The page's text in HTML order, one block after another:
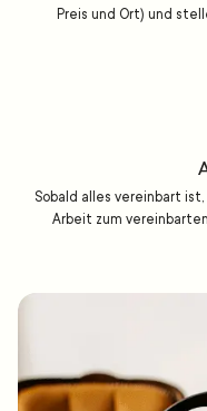
Preis und Ort) und
Sobald alles vereinbart
Arbeit zum